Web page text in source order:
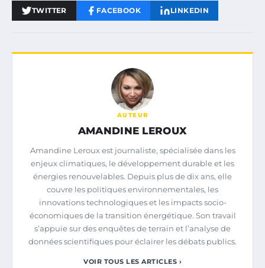
TWITTER FACEBOOK LINKEDIN
AUTEUR
AMANDINE LEROUX
Amandine Leroux est journaliste, spécialisée dans les
enjeux climatiques, le développement durable et les
énergies renouvelables. Depuis plus de dix ans, elle
couvre les politiques environnementales, les
innovations technologiques et les impacts socio-
économiques de la transition énergétique. Son travail
s’appuie sur des enquêtes de terrain et l’analyse de
données scientifiques pour éclairer les débats publics.
VOIR TOUS LES ARTICLES ›